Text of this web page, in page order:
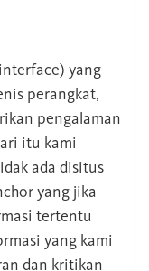
yang
perangkat,
pengalaman
itu kami
ada disitus
yang jika
tertentu
yang kami
dan kritikan